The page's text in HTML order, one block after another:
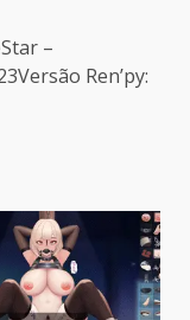
–
Ren’py: